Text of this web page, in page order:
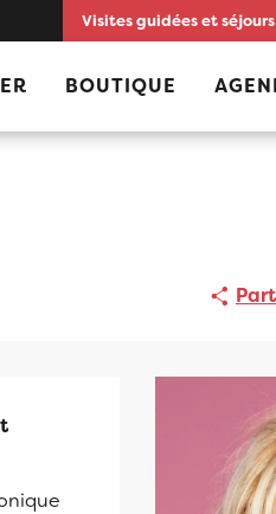
Visites guidées et séjours
BOUTIQUE